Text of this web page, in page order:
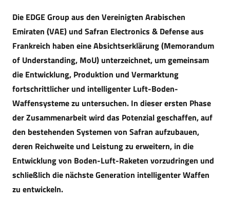
Die EDGE Group aus den Vereinigten Arabischen
Emiraten (VAE) und Safran Electronics & Defense aus
Frankreich haben eine Absichtserklärung (Memorandum
of Understanding, MoU) unterzeichnet, um gemeinsam
die Entwicklung, Produktion und Vermarktung
fortschrittlicher und intelligenter Luft-Boden-
Waffensysteme zu untersuchen. In dieser ersten Phase
der Zusammenarbeit wird das Potenzial geschaffen, auf
den bestehenden Systemen von Safran aufzubauen,
deren Reichweite und Leistung zu erweitern, in die
Entwicklung von Boden-Luft-Raketen vorzudringen und
schließlich die nächste Generation intelligenter Waffen
zu entwickeln.